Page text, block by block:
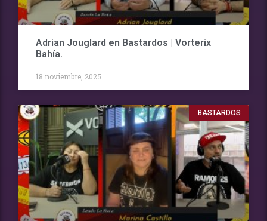
Adrian Jouglard en Bastardos | Vorterix
Bahía.
18 noviembre, 2025
BASTARDOS